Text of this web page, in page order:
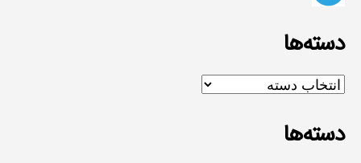
دسته‌ها
دسته‌ها
دسته‌ها